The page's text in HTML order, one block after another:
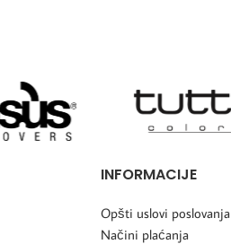
INFORMACIJE
Opšti uslovi poslovanja
Načini plaćanja